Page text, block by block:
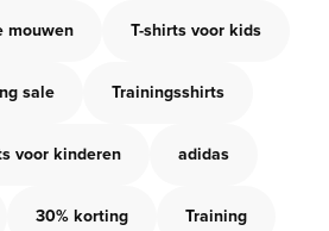
mouwen T-shirts voor kids
sale Trainingsshirts
voor kinderen adidas
30% korting Training